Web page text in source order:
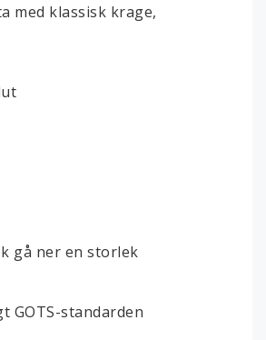
med klassisk krage,
gå ner en storlek
GOTS-standarden